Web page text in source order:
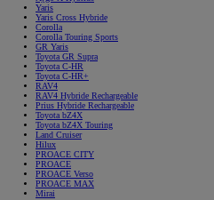
Yaris
Yaris Cross Hybride
Corolla
Corolla Touring Sports
GR Yaris
Toyota GR Supra
Toyota C-HR
Toyota C-HR+
RAV4
RAV4 Hybride Rechargeable
Prius Hybride Rechargeable
Toyota bZ4X
Toyota bZ4X Touring
Land Cruiser
Hilux
PROACE CITY
PROACE
PROACE Verso
PROACE MAX
Mirai